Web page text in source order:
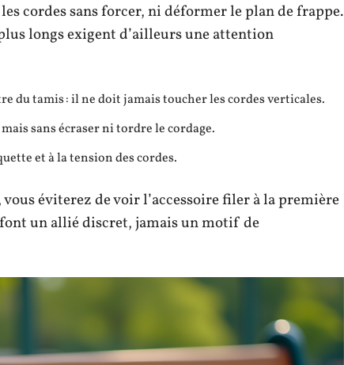
cordes sans forcer, ni déformer le plan de frappe.
longs exigent d’ailleurs une attention
du tamis : il ne doit jamais toucher les cordes verticales.
sans écraser ni tordre le cordage.
et à la tension des cordes.
éviterez de voir l’accessoire filer à la première
un allié discret, jamais un motif de